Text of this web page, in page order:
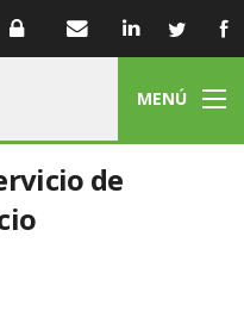
MENÚ
de